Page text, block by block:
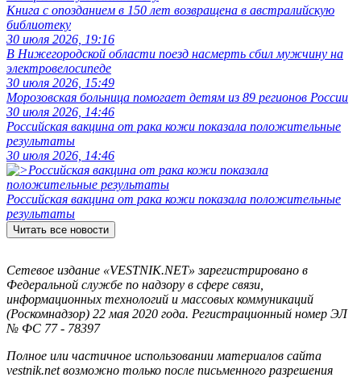
Книга с опозданием в 150 лет возвращена в австралийскую
библиотеку
30 июля 2026, 19:16
В Нижегородской области поезд насмерть сбил мужчину на
электровелосипеде
30 июля 2026, 15:49
Морозовская больница помогает детям из 89 регионов России
30 июля 2026, 14:46
Российская вакцина от рака кожи показала положительные
результаты
30 июля 2026, 14:46
Российская вакцина от рака кожи показала положительные
результаты
Читать все новости
Сетевое издание «VESTNIK.NET» зарегистрировано в
Федеральной службе по надзору в сфере связи,
информационных технологий и массовых коммуникаций
(Роскомнадзор) 22 мая 2020 года. Регистрационный номер ЭЛ
№ ФС 77 - 78397
Полное или частичное использовании материалов сайта
vestnik.net возможно только после письменного разрешения